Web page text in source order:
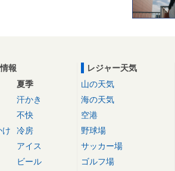
報
け
夏季
汗かき
不快
冷房
アイス
ビール
レジャー天気
山の天気
海の天気
空港
野球場
サッカー場
ゴルフ場